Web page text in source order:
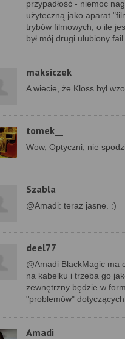
przypadłość - niemoc
użyteczną jako aparat
trybów filmowych, o ile
był mój drugi ulubiony
maksiczek
A wiecie, że Kloss był
tomek__
Wow, Optyczni, nie
Szabla
@Amadi: teraz jasne. :)
deel77
@Amadi BlackMagic ma
na kabelku i trzeba go
zewnętrzny będzie w
"problemów"
Amadi